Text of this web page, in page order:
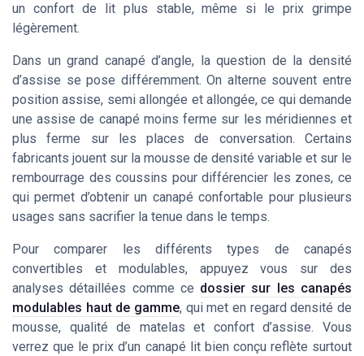
un confort de lit plus stable, même si le prix grimpe
légèrement.
Dans un grand canapé d’angle, la question de la densité
d’assise se pose différemment. On alterne souvent entre
position assise, semi allongée et allongée, ce qui demande
une assise de canapé moins ferme sur les méridiennes et
plus ferme sur les places de conversation. Certains
fabricants jouent sur la mousse de densité variable et sur le
rembourrage des coussins pour différencier les zones, ce
qui permet d’obtenir un canapé confortable pour plusieurs
usages sans sacrifier la tenue dans le temps.
Pour comparer les différents types de canapés
convertibles et modulables, appuyez vous sur des
analyses détaillées comme ce dossier sur les canapés
modulables haut de gamme, qui met en regard densité de
mousse, qualité de matelas et confort d’assise. Vous
verrez que le prix d’un canapé lit bien conçu reflète surtout